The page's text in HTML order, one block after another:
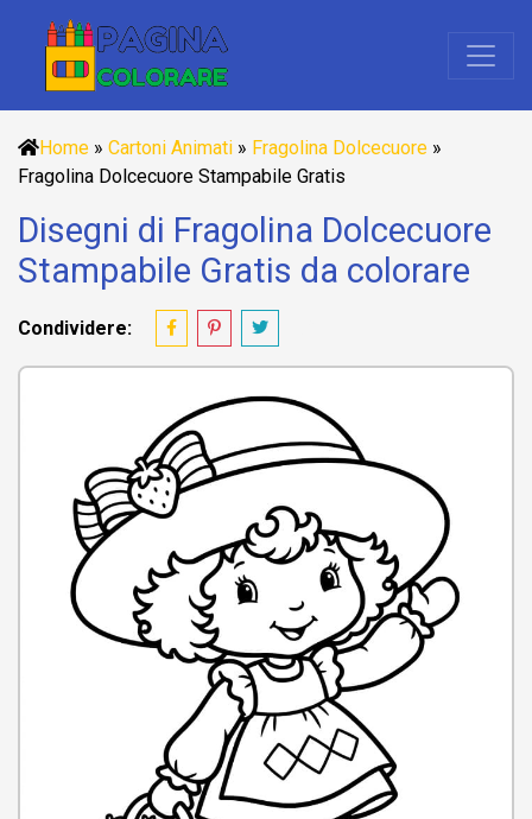
Home » Cartoni Animati » Fragolina Dolcecuore »
Fragolina Dolcecuore Stampabile Gratis
Disegni di Fragolina Dolcecuore
Stampabile Gratis da colorare
Condividere: